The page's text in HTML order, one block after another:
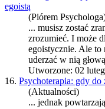
egoistą
(Piórem
... musisz zostać
zrozumieć. I może
egoistycznie. Ale to
uderzać w nią
Utworzone: 02
16. Psychoterapia: gdy
(Aktualności)
... jednak